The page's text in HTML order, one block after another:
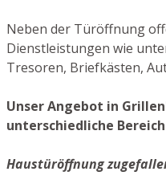
Neben der Türöffnung
Dienstleistungen wie
Tresoren, Briefkästen,
Unser Angebot in
unterschiedliche
Haustüröffnung